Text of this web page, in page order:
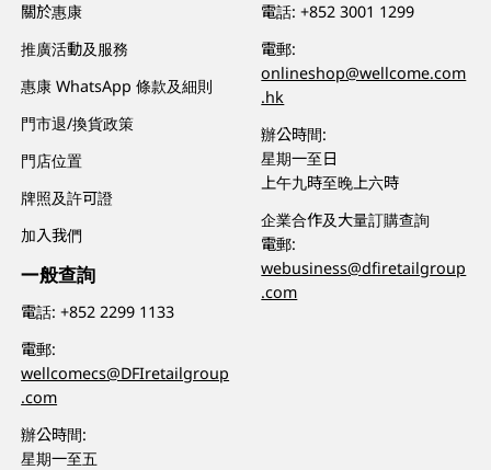
關於惠康
推廣活動及服務
惠康 WhatsApp 條款及細則
門市退/換貨政策
門店位置
牌照及許可證
加入我們
一般查詢
電話:+852 2299 1133
電郵:
wellcomecs@DFIretailgroup
.com
辦公時間:
星期一至五
電話:+852 3001 1299
電郵:
onlineshop@wellcome.com
.hk
辦公時間:
星期一至日
上午九時至晚上六時
企業合作及大量訂購查詢
電郵:
webusiness@dfiretailgroup
.com